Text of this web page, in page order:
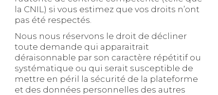
la CNIL) si vous estimez que vos droits n’ont
pas été respectés.
Nous nous réservons le droit de décliner
toute demande qui apparaitrait
déraisonnable par son caractère répétitif ou
systématique ou qui serait susceptible de
mettre en péril la sécurité de la plateforme
et des données personnelles des autres